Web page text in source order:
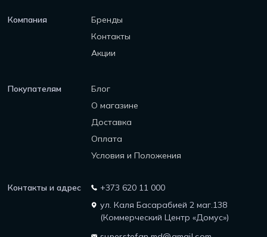
Компания
Бренды
Контакты
Акции
Покупателям
Блог
О магазине
Доставка
Оплата
Условия и Положения
Контакты и адрес
+373 620 11 000
ул. Каля Басарабией 2 маг.138
(Коммерческий Центр «Домус»)